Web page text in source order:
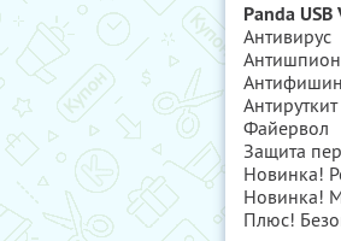
Panda USB
Антивирус
Антишпион
Антируткит
Файервол
Защита
Новинка!
Новинка!
Плюс!